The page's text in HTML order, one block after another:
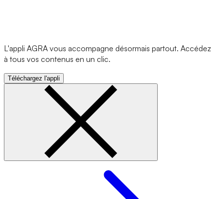
L'appli AGRA vous accompagne désormais partout. Accédez
à tous vos contenus en un clic.
Téléchargez l'appli